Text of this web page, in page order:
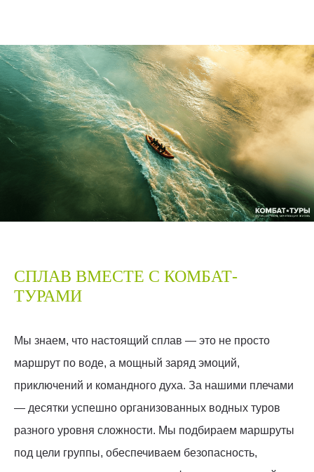
СПЛАВ ВМЕСТЕ С КОМБАТ-
ТУРАМИ
Мы знаем, что настоящий сплав — это не просто
маршрут по воде, а мощный заряд эмоций,
приключений и командного духа. За нашими плечами
— десятки успешно организованных водных туров
разного уровня сложности. Мы подбираем маршруты
под цели группы, обеспечиваем безопасность,